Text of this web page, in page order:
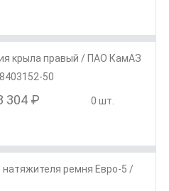
крыла правый / ПАО КамАЗ
50
304 ₽ 0 шт.
натяжителя ремня Евро-5 /